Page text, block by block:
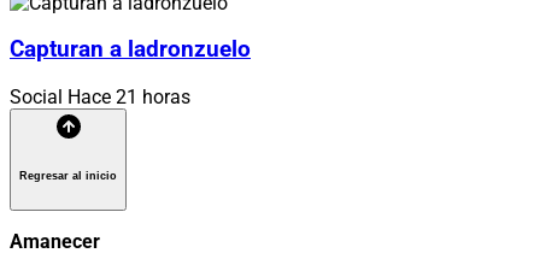
Capturan a ladronzuelo
Social Hace 21 horas
Regresar al inicio
Amanecer